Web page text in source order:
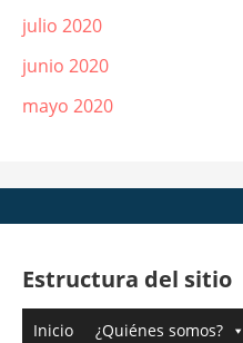
julio 2020
junio 2020
mayo 2020
Estructura del sitio
Inicio ¿Quiénes somos?